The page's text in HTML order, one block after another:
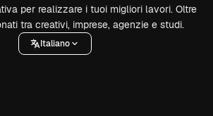
per realizzare i tuoi migliori lavori. Oltre
tra creativi, imprese, agenzie e studi.
Italiano